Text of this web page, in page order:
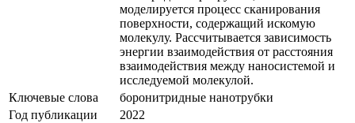
моделируется процесс сканирования
поверхности, содержащий искомую
молекулу. Рассчитывается зависимость
энергии взаимодействия от расстояния
взаимодействия между наносистемой и
исследуемой молекулой.
Ключевые cлова
боронитридные нанотрубки
Год публикации
2022